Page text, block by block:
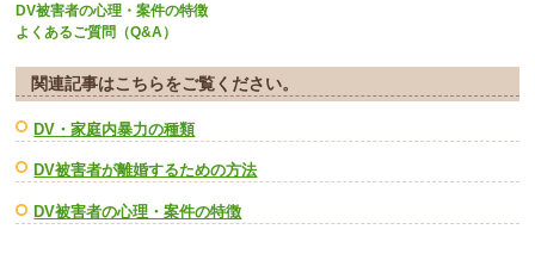
DV被害者の心理・案件の特徴
よくあるご質問（Q&A）
関連記事はこちらをご覧ください。
DV・家庭内暴力の種類
DV被害者が離婚するための方法
DV被害者の心理・案件の特徴